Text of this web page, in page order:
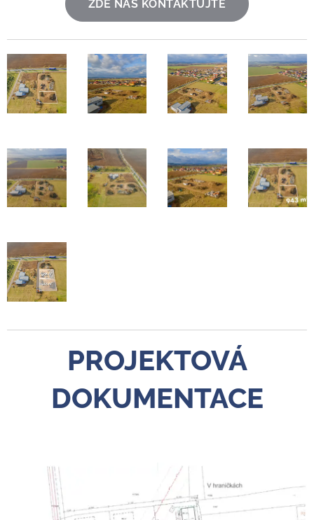
ZDE NÁS KONTAKTUJTE
PROJEKTOVÁ
DOKUMENTACE